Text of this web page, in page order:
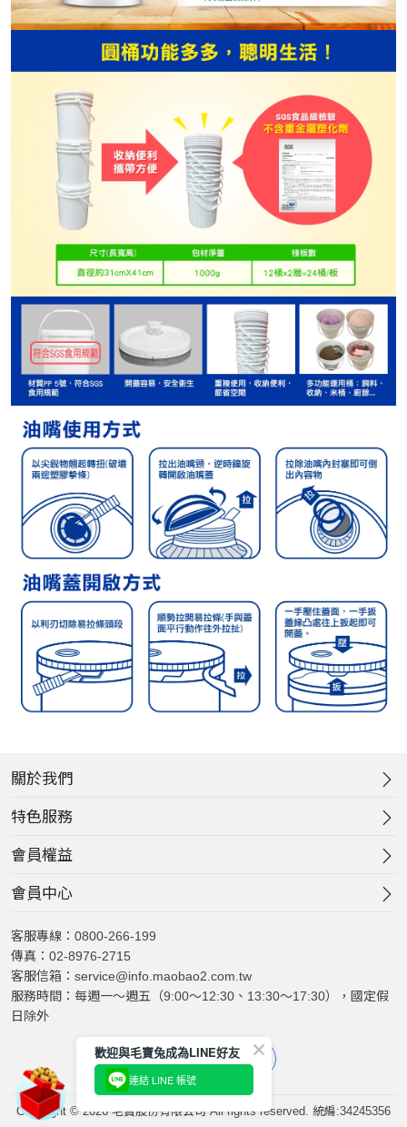
客服專線：0800-266-199
傳真：02-8976-2715
客服信箱：service@info.maobao2.com.tw
服務時間：每週一～週五（9:00～12:30、13:30～17:30），國定假
日除外
關於我們
特色服務
會員權益
會員中心
Copyright © 2026 毛寶股份有限公司 All rights reserved. 統編:34245356
歡迎與毛寶兔成為LINE好友
連結 LINE 帳號